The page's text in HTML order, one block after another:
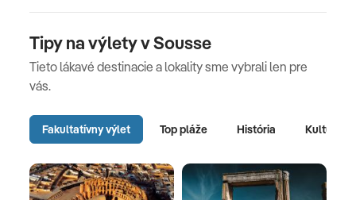
Tipy na výlety v Sousse
Tieto lákavé destinacie a lokality sme vybrali len pre
vás.
Fakultatívny výlet Top pláže História Kultúra